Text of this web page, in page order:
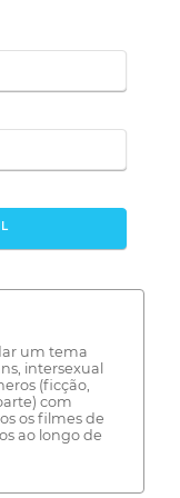
um tema
intersexual
(ficção,
com
os filmes de
ao longo de